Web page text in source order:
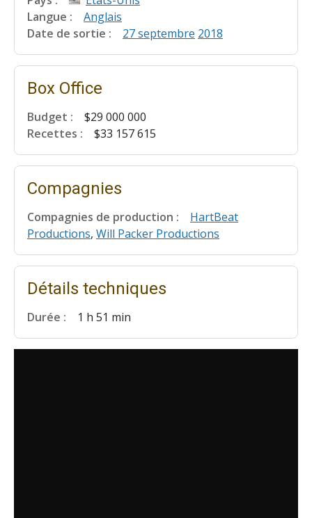
Langue :
Anglais
Date de sortie :
27 septembre 2018
Box Office
Budget :
$29 000 000
Recettes :
$33 157 615
Compagnies
Compagnies de production :
HartBeat
Productions, Will Packer Productions
Détails techniques
Durée : 1 h 51 min